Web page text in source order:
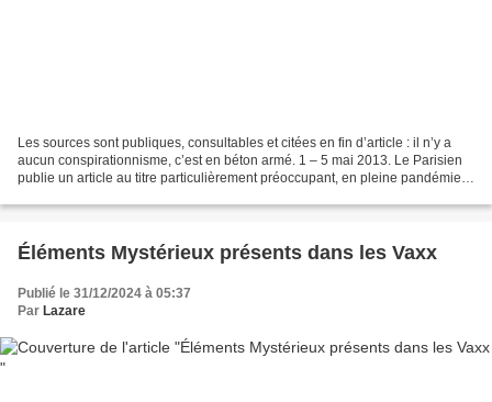
Les sources sont publiques, consultables et citées en fin d’article : il n’y a
aucun conspirationnisme, c’est en béton armé. 1 – 5 mai 2013. Le Parisien
publie un article au titre particulièrement préoccupant, en pleine pandémie
Éléments Mystérieux présents dans les Vaxx
Publié le 31/12/2024 à 05:37
Par Lazare